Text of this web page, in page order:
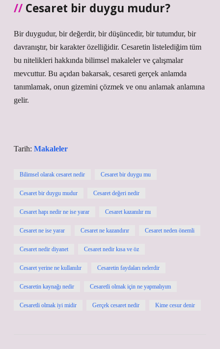
Cesaret bir duygu mudur?
Bir duygudur, bir değerdir, bir düşüncedir, bir tutumdur, bir
davranıştır, bir karakter özelliğidir. Cesaretin listelediğim tüm
bu nitelikleri hakkında bilimsel makaleler ve çalışmalar
mevcuttur. Bu açıdan bakarsak, cesareti gerçek anlamda
tanımlamak, onun gizemini çözmek ve onu anlamak anlamına
gelir.
Tarih: Makaleler
Bilimsel olarak cesaret nedir Cesaret bir duygu mu
Cesaret bir duygu mudur Cesaret değeri nedir
Cesaret hapı nedir ne ise yarar Cesaret kazanılır mı
Cesaret ne ise yarar Cesaret ne kazandırır Cesaret neden önemli
Cesaret nedir diyanet Cesaret nedir kısa ve öz
Cesaret yerine ne kullanılır Cesaretin faydaları nelerdir
Cesaretin kaynağı nedir Cesaretli olmak için ne yapmalıyım
Cesaretli olmak iyi midir Gerçek cesaret nedir Kime cesur denir